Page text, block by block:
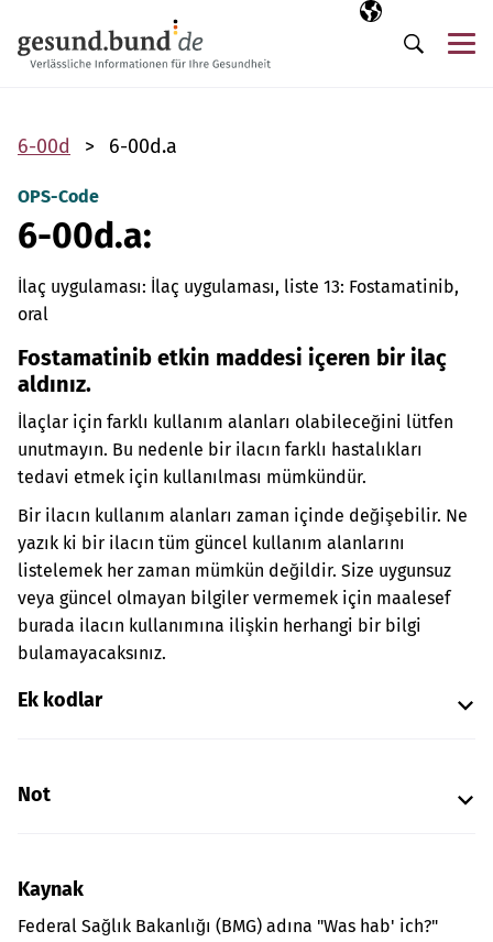
Seçili dil
TR
Arama
6-00d 6-00d.a
OPS-Code
6-00d.a:
İlaç uygulaması: İlaç uygulaması, liste 13: Fostamatinib,
oral
Fostamatinib etkin maddesi içeren bir ilaç
aldınız.
İlaçlar için farklı kullanım alanları olabileceğini lütfen
unutmayın. Bu nedenle bir ilacın farklı hastalıkları
tedavi etmek için kullanılması mümkündür.
Bir ilacın kullanım alanları zaman içinde değişebilir. Ne
yazık ki bir ilacın tüm güncel kullanım alanlarını
listelemek her zaman mümkün değildir. Size uygunsuz
veya güncel olmayan bilgiler vermemek için maalesef
burada ilacın kullanımına ilişkin herhangi bir bilgi
bulamayacaksınız.
Ek kodlar
Not
Kaynak
Federal Sağlık Bakanlığı (BMG) adına "Was hab' ich?"